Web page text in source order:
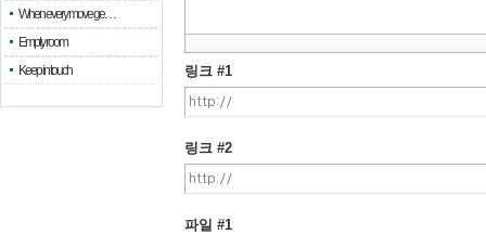
When every move ge…
Empty room
Keep in touch
링크 #1
링크 #2
파일 #1